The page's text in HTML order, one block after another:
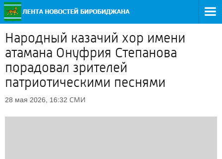
Народный казачий хор имени
атамана Онуфрия Степанова
порадовал зрителей
патриотическими песнями
28 мая 2026, 16:32 СМИ